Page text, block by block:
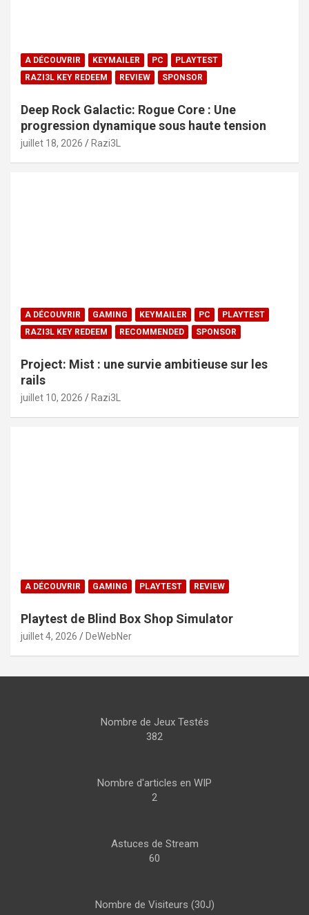
A DÉCOUVRIR KEYMAILER PC
PLAYTEST
RAZI3L KEY REDEEM
REVIEW SPONSOR
Deep Rock Galactic: Rogue Core : Une
progression dynamique sous haute tension
juillet 18, 2026 Razi3L
A DÉCOUVRIR GAMING KEYMAILER PC
PLAYTEST
RAZI3L KEY REDEEM
RECOMMENDED SPONSOR
Project: Mist : une survie ambitieuse sur les
rails
juillet 10, 2026 Razi3L
A DÉCOUVRIR GAMING PLAYTEST REVIEW
Playtest de Blind Box Shop Simulator
juillet 4, 2026 DeWebNer
Nombre de Jeux Testés
382
Nombre d'articles en WIP
2
Astuces de Stream
60
Nombre de Visiteurs (30J)